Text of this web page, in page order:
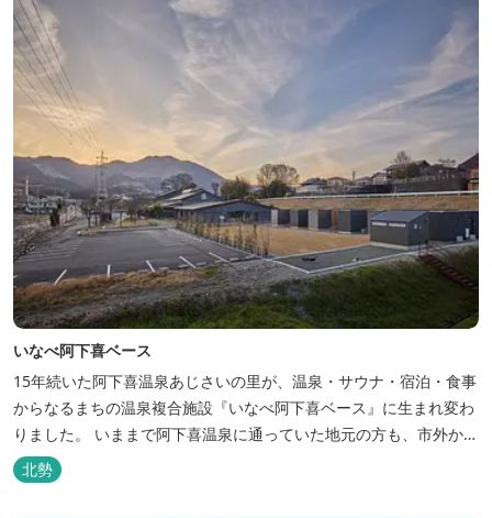
いなべ阿下喜ベース
15年続いた阿下喜温泉あじさいの里が、温泉・サウナ・宿泊・食事
からなるまちの温泉複合施設『いなべ阿下喜ベース』に生まれ変わ
りました。 いままで阿下喜温泉に通っていた地元の方も、市外から
いなべ市に遊びに来られる方も楽しめる施設になります。今まで人
気だった温泉はそのままに、サウナエリアやコンテナタイプの宿
北勢